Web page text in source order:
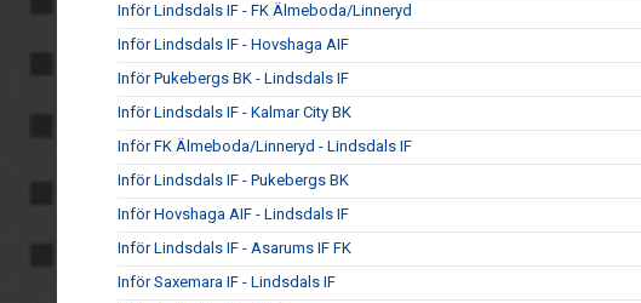
Inför Lindsdals IF - FK Älmeboda/Linneryd
Inför Lindsdals IF - Hovshaga AIF
Inför Pukebergs BK - Lindsdals IF
Inför Lindsdals IF - Kalmar City BK
Inför FK Älmeboda/Linneryd - Lindsdals IF
Inför Lindsdals IF - Pukebergs BK
Inför Hovshaga AIF - Lindsdals IF
Inför Lindsdals IF - Asarums IF FK
Inför Saxemara IF - Lindsdals IF